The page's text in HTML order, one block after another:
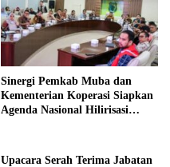
Sinergi Pemkab Muba dan
Kementerian Koperasi Siapkan
Agenda Nasional Hilirisasi
Upacara Serah Terima Jabatan